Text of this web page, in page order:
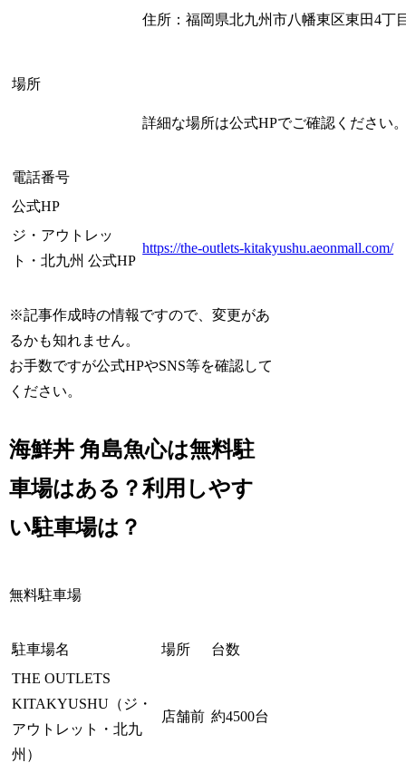
場所
住所：福岡県北九州市八幡東区東田4丁
詳細な場所は公式HPでご確認ください
電話番号
公式HP
ジ・アウトレッ
ト・北九州 公式HP
https://the-outlets-kitakyushu.aeonmall.com/
※記事作成時の情報ですので、変更があ
るかも知れません。
お手数ですが公式HPやSNS等を確認して
ください。
海鮮丼 角島魚心は無料駐
車場はある？利用しやす
い駐車場は？
無料駐車場
駐車場名 場所
台数
THE OUTLETS
KITAKYUSHU（ジ・
アウトレット・北九
州）
店舗前 約4500台